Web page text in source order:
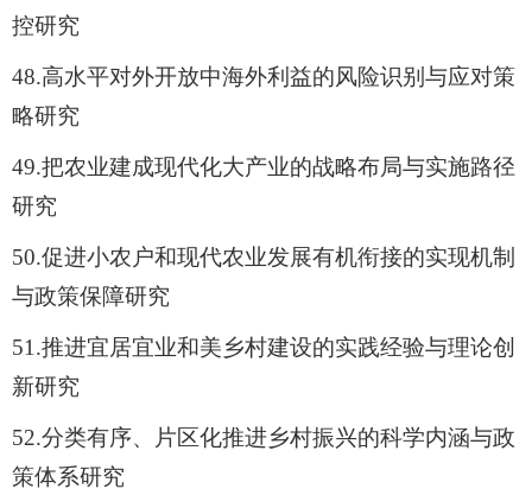
控研究
48.高水平对外开放中海外利益的风险识别与应对策
略研究
49.把农业建成现代化大产业的战略布局与实施路径
研究
50.促进小农户和现代农业发展有机衔接的实现机制
与政策保障研究
51.推进宜居宜业和美乡村建设的实践经验与理论创
新研究
52.分类有序、片区化推进乡村振兴的科学内涵与政
策体系研究